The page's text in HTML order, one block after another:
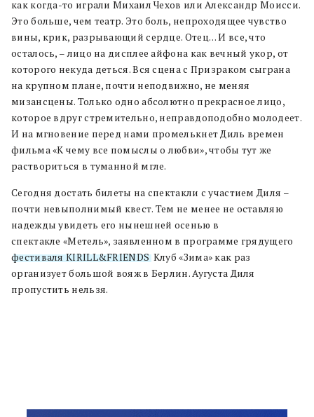
как когда-то играли Михаил Чехов или Александр Моисси.
Это больше, чем театр. Это боль, непроходящее чувство
вины, крик, разрывающий сердце. Отец… И все, что
осталось, – лицо на дисплее айфона как вечный укор, от
которого некуда деться. Вся сцена с Призраком сыграна
на крупном плане, почти неподвижно, не меняя
мизансцены. Только одно абсолютно прекрасное лицо,
которое вдруг стремительно, неправдоподобно молодеет.
И на мгновение перед нами промелькнет Диль времен
фильма «К чему все помыслы о любви», чтобы тут же
раствориться в туманной мгле.
Сегодня достать билеты на спектакли с участием Диля –
почти невыполнимый квест. Тем не менее не оставляю
надежды увидеть его нынешней осенью в
спектакле «Метель», заявленном в программе грядущего
фестиваля KIRILL&FRIENDS. Клуб «Зима» как раз
организует большой вояж в Берлин. Аугуста Диля
пропустить нельзя.